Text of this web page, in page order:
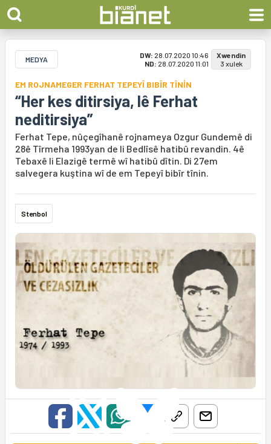
MEDYA DW: 28.07.2020 10:46
ND: 28.07.2020 11:01
Xwendin
3 xulek
EM ROJNAMEGER FERHAT TEPEYÎ BIBÎR TÎNİN
“Her kes ditirsiya, lê Ferhat
neditirsiya”
Ferhat Tepe, nûçegîhanê rojnameya Ozgur Gundemê di
28ê Tîrmeha 1993yan de li Bedlîsê hatibû revandin. 4ê
Tebaxê li Elazigê termê wî hatibû dîtin. Di 27em
salvegera kuştina wî de em Tepeyî bibîr tînin.
Stenbol